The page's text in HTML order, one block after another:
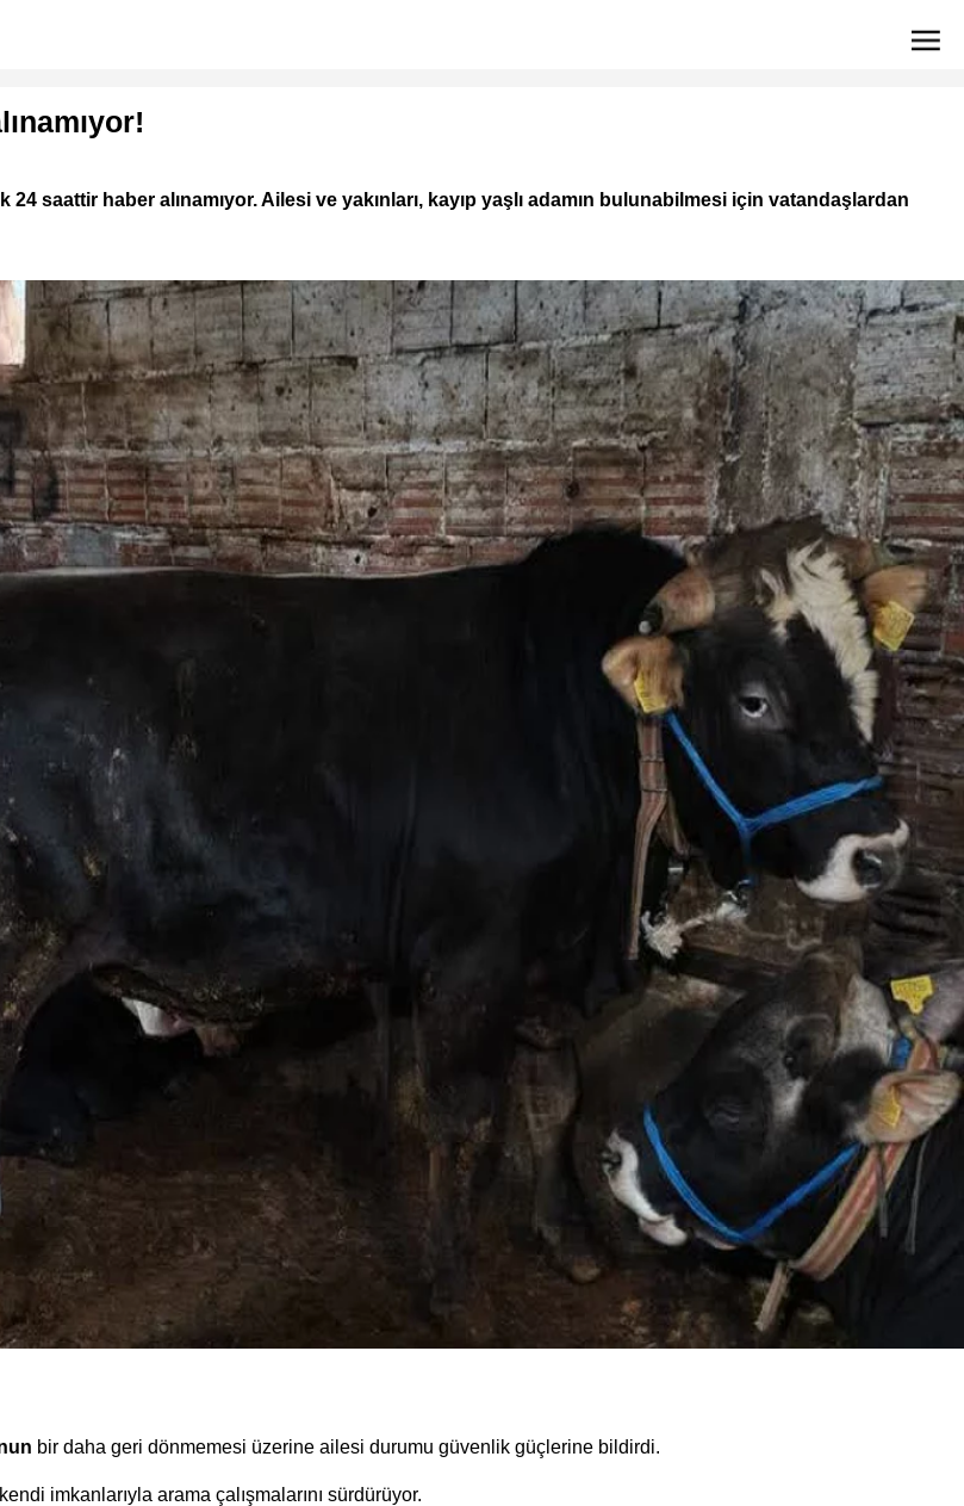
saattir haber alınamıyor. Ailesi ve yakınları, kayıp yaşlı adamın bulunabilmesi için vatandaşlardan
bir daha geri dönmemesi üzerine ailesi durumu güvenlik güçlerine bildirdi.
imkanlarıyla arama çalışmalarını sürdürüyor.